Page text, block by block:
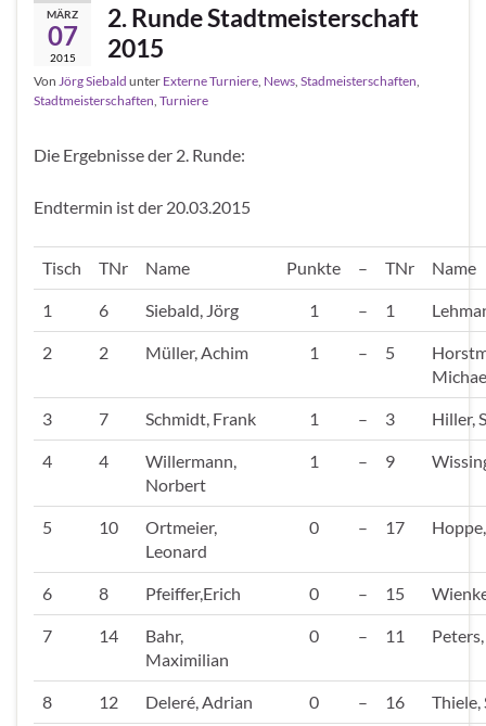
MÄRZ
07
2015
2. Runde Stadtmeisterschaft
2015
Von Jörg Siebald unter Externe Turniere News Stadmeisterschaften
Stadtmeisterschaften Turniere
Die Ergebnisse der 2. Runde:
Endtermin ist der 20.03.2015
Tisch TNr Name Punkte – TNr Name
1 6 Siebald, Jörg 1 – 1
2 2 Müller, Achim 1 – 5
3 7 Schmidt, Frank 1 – 3 Hiller,
4 4
Willermann,
Norbert
1 – 9
5 10
Ortmeier,
Leonard
0 – 17
6 8 Pfeiffer,Erich 0 – 15
7 14
Bahr,
Maximilian
0 – 11
8 12 Deleré, Adrian 0 – 16 Thiele,